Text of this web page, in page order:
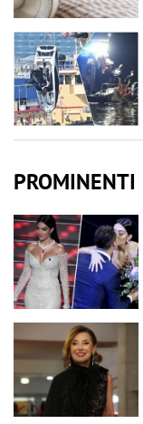
PROMINENTI